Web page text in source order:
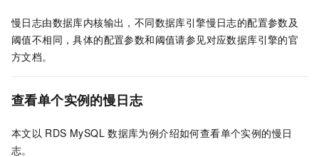
慢日志由数据库内核输出，不同数据库引擎慢日志的配置参数及
阈值不相同，具体的配置参数和阈值请参见对应数据库引擎的官
方文档。
查看单个实例的慢日志
本文以 RDS MySQL 数据库为例介绍如何查看单个实例的慢日
志。